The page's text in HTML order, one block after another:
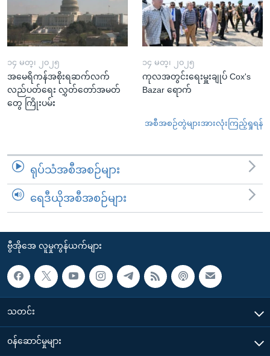
၁၄ မတ္၊ ၂၀၂၅
အမေရိကန်အစိုးရဆက်လက်
လည်ပတ်ရေး လွှတ်တော်အမတ်
တွေ ကြိုးပမ်း
၁၄ မတ္၊ ၂၀၂၅
ကုလအတွင်းရေးမှူးချုပ် Cox's
Bazar ရောက်
အစီအစဉ်တွဲများအားလုံးကြည့်ရှုရန်
ရုပ်သံအစီအစဉ်များ
ရေဒီယိုအစီအစဉ်များ
ဗွီအိုအေ လူမှုကွန်ယက်များ
သတင်း
၀န်ဆောင်မှုများ